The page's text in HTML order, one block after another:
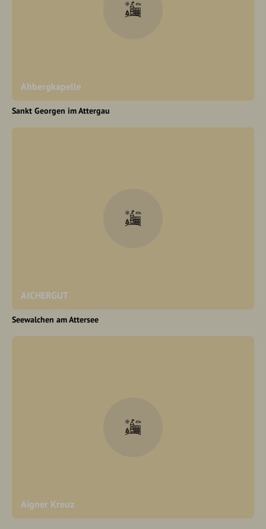
Ahbergkapelle
Sankt Georgen im Attergau
AICHERGUT
Seewalchen am Attersee
Aigner Kreuz